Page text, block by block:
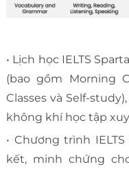
• Lịch học IELTS
(bao gồm Morning
Classes và Self-
không khí học tập
• Chương trình
kết, minh chứng